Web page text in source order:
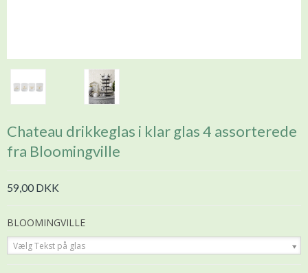
Chateau drikkeglas i klar glas 4 assorterede
fra Bloomingville
59,00 DKK
BLOOMINGVILLE
Vælg Tekst på glas